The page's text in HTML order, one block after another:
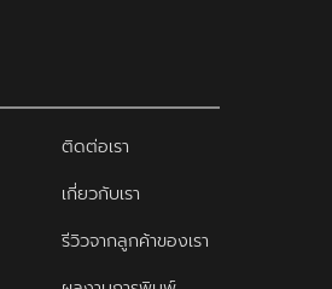
ติดต่อเรา
เกี่ยวกับเรา
รีวิวจากลูกค้าของเรา